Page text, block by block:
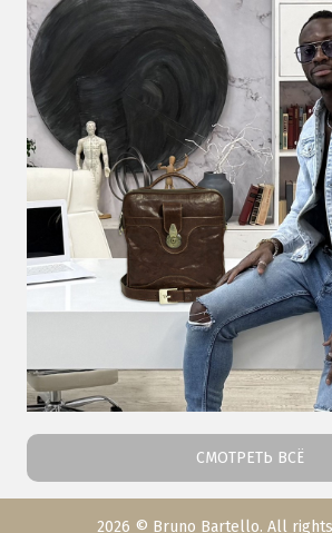
СМОТРЕТЬ ВСЁ
2026 © Bruno Bartello. All